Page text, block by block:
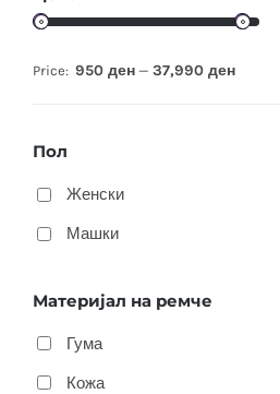
Price: 950 ден — 37,990 ден
Пол
Женски
Машки
Материјал на ремче
Гума
Кожа